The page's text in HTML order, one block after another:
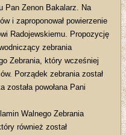
Pan Zenon Bakalarz. Na
i zaproponował powierzenie
Radojewskiemu. Propozycję
zebrania
Zebrania, który wcześniej
Porządek zebrania został
została powołana Pani
Walnego Zebrania
również został